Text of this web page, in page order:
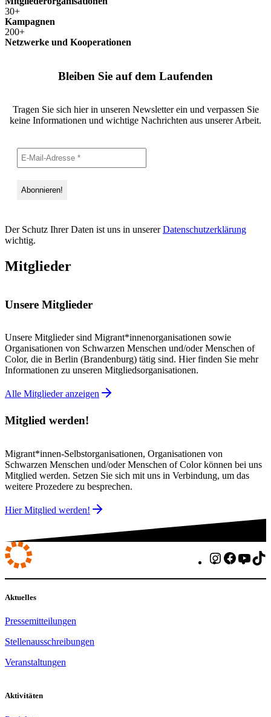
30+
Kampagnen
200+
Netzwerke und Kooperationen
Bleiben Sie auf dem Laufenden
Tragen Sie sich hier in unseren Newsletter ein und verpassen Sie
keine Informationen und wichtige Nachrichten aus unserer Arbeit.
Der Schutz Ihrer Daten ist uns in unsererDatenschutzerklärung
wichtig.
Mitglieder
Unsere Mitglieder
Unsere Mitglieder sind Migrant*innenorganisationen sowie
Organisationen von Schwarzen Menschen und/oder Menschen of
Color, die in Berlin (Brandenburg) tätig sind. Hier finden Sie mehr
Informationen zu unseren Mitgliedsorganisationen.
Alle Mitglieder anzeigen
Mitglied werden!
Migrant*innen-Selbstorganisationen, Organisationen von
Schwarzen Menschen und/oder Menschen of Color können bei uns
Mitglied werden. Setzen Sie sich mit uns in Verbindung, um das
weitere Prozedere zu besprechen.
Hier Mitglied werden!
Instagram
Aktuelles
Pressemitteilungen
Stellenausschreibungen
Veranstaltungen
Aktivitäten